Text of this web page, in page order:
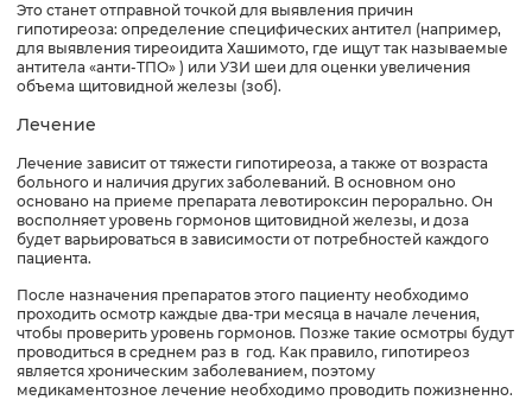
Это станет отправной точкой для выявления причин
гипотиреоза: определение специфических антител (например,
для выявления тиреоидита Хашимото, где ищут так называемые
антитела «анти-ТПО» ) или УЗИ шеи для оценки увеличения
объема щитовидной железы (зоб).
Лечение
Лечение зависит от тяжести гипотиреоза, а также от возраста
больного и наличия других заболеваний. В основном оно
основано на приеме препарата левотироксин перорально. Он
восполняет уровень гормонов щитовидной железы, и доза
будет варьироваться в зависимости от потребностей каждого
пациента.
После назначения препаратов этого пациенту необходимо
проходить осмотр каждые два-три месяца в начале лечения,
чтобы проверить уровень гормонов. Позже такие осмотры будут
проводиться в среднем раз в год. Как правило, гипотиреоз
является хроническим заболеванием, поэтому
медикаментозное лечение необходимо проводить пожизненно.